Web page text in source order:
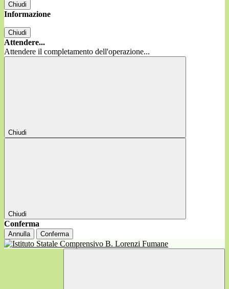
Chiudi
Informazione
Chiudi
Attendere...
Attendere il completamento dell'operazione...
Chiudi
Chiudi
Conferma
Annulla Conferma